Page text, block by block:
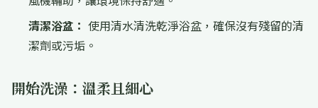
清潔浴盆： 使用清水清洗乾淨浴盆，確保沒有殘留的清
潔劑或污垢。
開始洗澡：溫柔且細心